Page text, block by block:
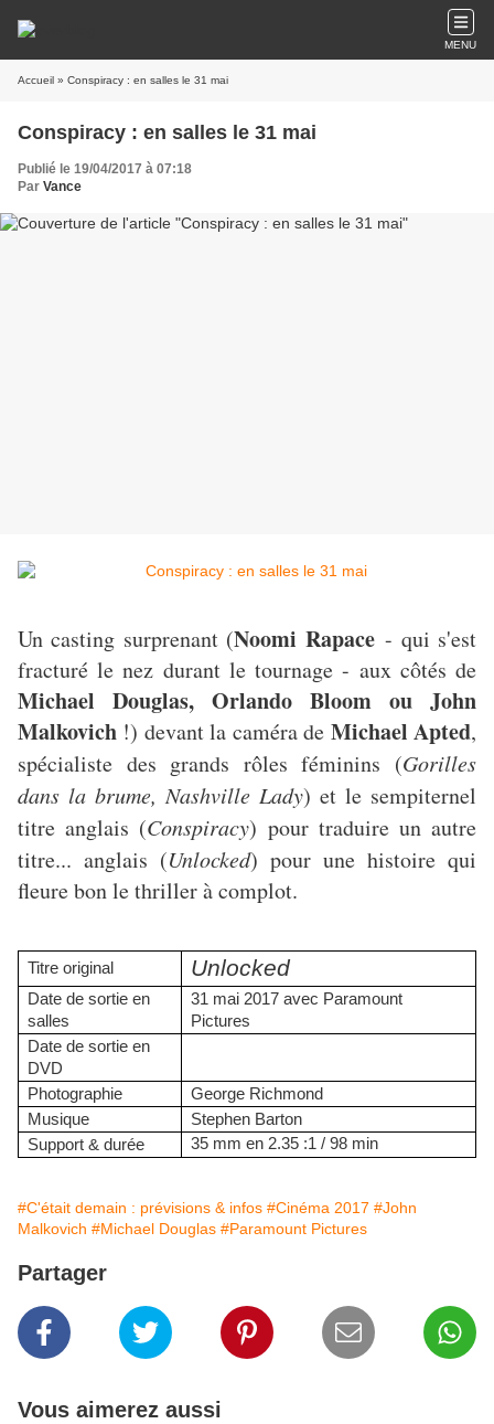
MENU
Accueil » Conspiracy : en salles le 31 mai
Conspiracy : en salles le 31 mai
Publié le 19/04/2017 à 07:18
Par Vance
Un casting surprenant (Noomi Rapace- qui s'est
fracturé le nez durant le tournage - aux côtés de
Michael Douglas, Orlando Bloom ou John
Malkovich !) devant la caméra de Michael Apted,
spécialiste des grands rôles féminins (Gorilles
dans la brume, Nashville Lady) et le sempiternel
titre anglais (Conspiracy) pour traduire un autre
titre... anglais (Unlocked) pour une histoire qui
fleure bon le thriller à complot.
Titre original Unlocked
Date de sortie en
salles
31 mai 2017 avec Paramount
Pictures
Date de sortie en
DVD
Photographie
George Richmond
Musique
Stephen Barton
Support & durée
35 mm en 2.35 :1 / 98 min
#C'était demain : prévisions & infos #Cinéma 2017 #John
Malkovich #Michael Douglas #Paramount Pictures
Partager
Vous aimerez aussi